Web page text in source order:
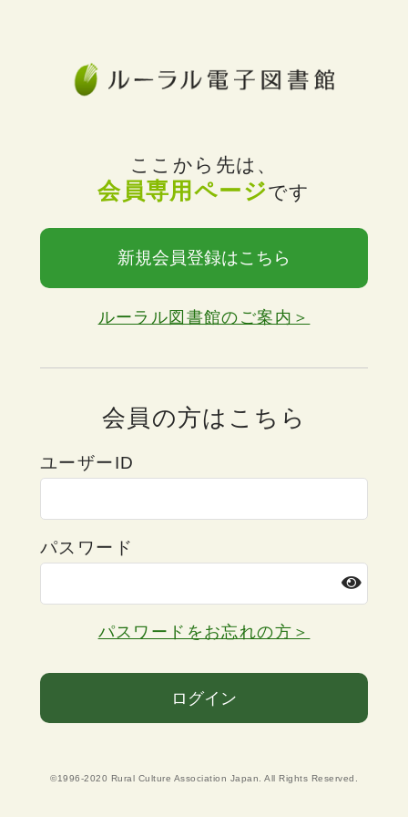
ここから先は、
会員専用ページです
新規会員登録はこちら
ルーラル図書館のご案内＞
会員の方はこちら
ユーザーID
パスワード
パスワードをお忘れの方＞
ログイン
©1996-2020 Rural Culture Association Japan. All Rights Reserved.